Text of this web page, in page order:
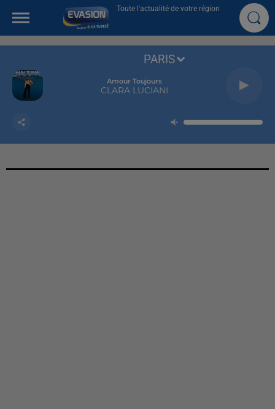
Toute l'actualité de votre région
Amour Toujours
CLARA LUCIANI
PARIS